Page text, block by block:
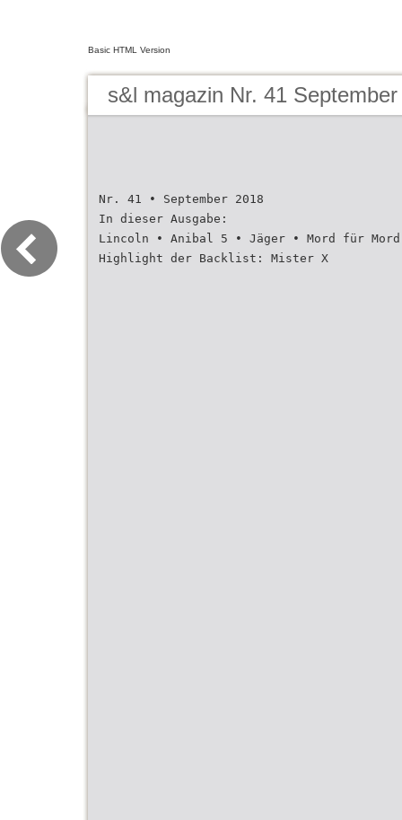
Basic HTML Version
s&l magazin Nr. 41
Nr. 41 • September 2018
In dieser Ausgabe:
Lincoln • Anibal 5 • Jäger • Mord für
Highlight der Backlist: Mister X